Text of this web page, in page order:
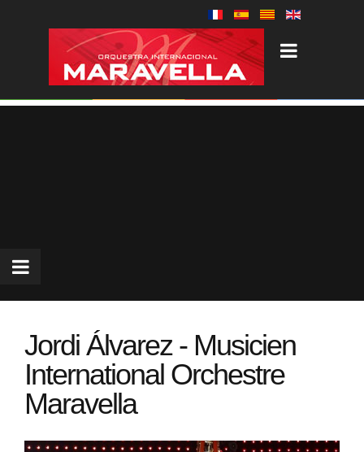
Jordi Álvarez - Musicien
International Orchestre
Maravella